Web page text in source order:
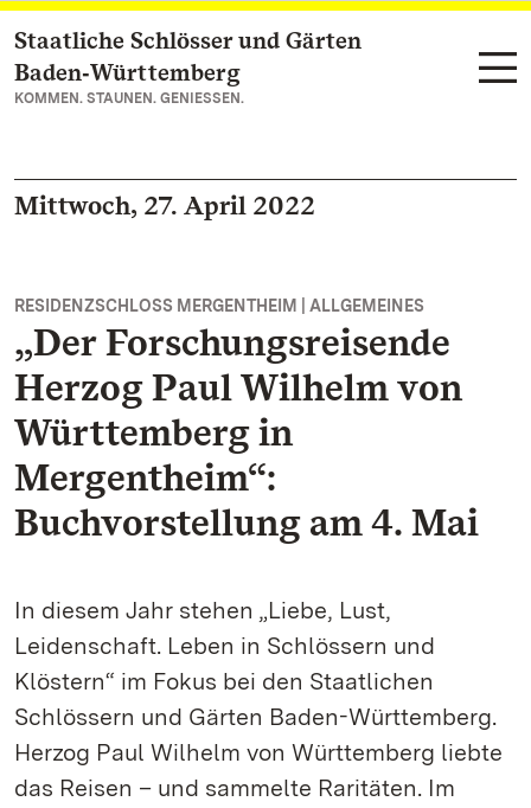
Zum Hauptinhalt springen
Staatliche Schlösser und Gärten
Baden‑Württemberg
KOMMEN. STAUNEN. GENIESSEN.
Mittwoch, 27. April 2022
RESIDENZSCHLOSS MERGENTHEIM | ALLGEMEINES
„Der Forschungsreisende
Herzog Paul Wilhelm von
Württemberg in
Mergentheim“:
Buchvorstellung am 4. Mai
In diesem Jahr stehen „Liebe, Lust,
Leidenschaft. Leben in Schlössern und
Klöstern“ im Fokus bei den Staatlichen
Schlössern und Gärten Baden-Württemberg.
Herzog Paul Wilhelm von Württemberg liebte
das Reisen – und sammelte Raritäten. Im